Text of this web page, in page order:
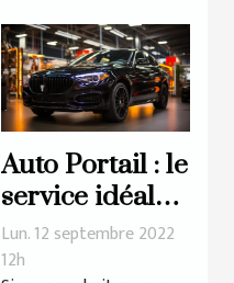
Auto Portail : le
service idéal
pour tout
automobiliste
Lun. 12 septembre 2022
12h